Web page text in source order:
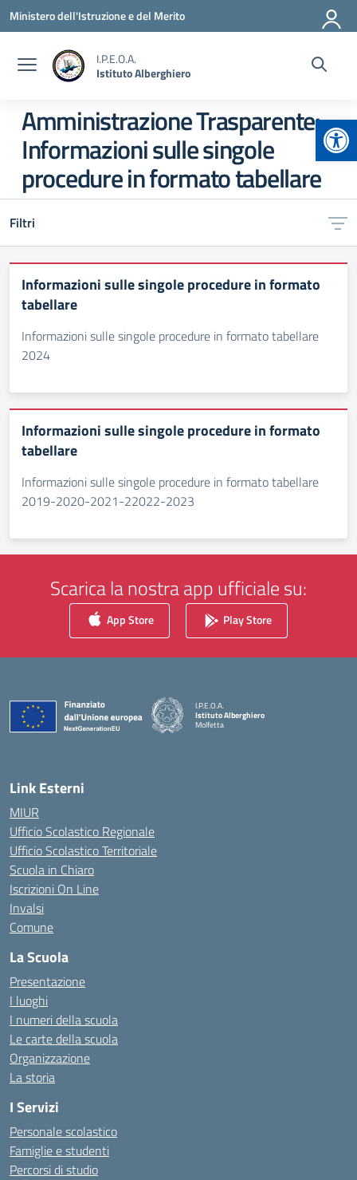
Vai ai contenuti
Vai al menu di navigazione
Vai al footer
Ministero dell'Istruzione e del Merito
I.P.E.O.A.
Istituto Alberghiero
Amministrazione Trasparente:
Informazioni sulle singole
procedure in formato tabellare
Filtri
Informazioni sulle singole procedure in formato
tabellare
Informazioni sulle singole procedure in formato tabellare
2024
Informazioni sulle singole procedure in formato
tabellare
Informazioni sulle singole procedure in formato tabellare
2019-2020-2021-22022-2023
Scarica la nostra app ufficiale su:
App Store Play Store
I.P.E.O.A.
Istituto Alberghiero
Molfetta
Link Esterni
MIUR
Ufficio Scolastico Regionale
Ufficio Scolastico Territoriale
Scuola in Chiaro
Iscrizioni On Line
Invalsi
Comune
La Scuola
Presentazione
I luoghi
I numeri della scuola
Le carte della scuola
Organizzazione
La storia
I Servizi
Personale scolastico
Famiglie e studenti
Percorsi di studio